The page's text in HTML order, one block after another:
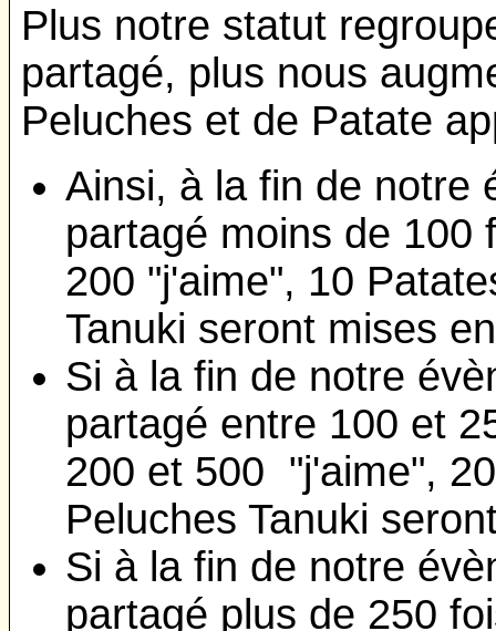
Plus notre statut
partagé, plus nous
Peluches et de Patate
Ainsi, à la fin de notre
partagé moins de 100
200 "j'aime", 10
Tanuki seront mises
Si à la fin de notre
partagé entre 100 et
200 et 500 "j'aime",
Peluches Tanuki
Si à la fin de notre
partagé plus de 250